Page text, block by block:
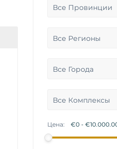
Все Провинции
Все Регионы
Все Города
Все Комплексы
Цена: